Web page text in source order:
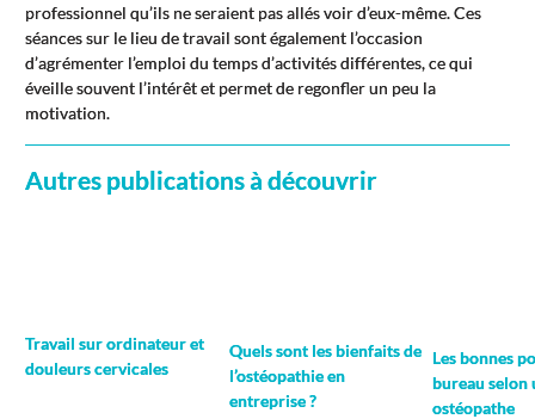
professionnel qu’ils ne seraient pas allés voir d’eux-même. Ces
séances sur le lieu de travail sont également l’occasion
d’agrémenter l’emploi du temps d’activités différentes, ce qui
éveille souvent l’intérêt et permet de regonfler un peu la
motivation.
Autres publications à découvrir
Travail sur ordinateur et
douleurs cervicales
Quels sont les bienfaits de
l’ostéopathie en
entreprise ?
Les bonnes
bureau selon
ostéopathe